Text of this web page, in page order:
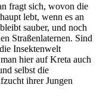
fragt sich, wovon die
lebt, wenn es an
sauber, und noch
Straßenlaternen. Sind
Insektenwelt
hier auf Kreta auch
selbst die
ihrer Jungen